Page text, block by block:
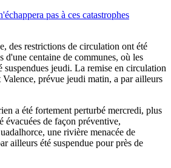
pas à ces catastrophes
des restrictions de circulation ont été
d'une centaine de communes, où les
suspendues jeudi. La remise en circulation
prévue jeudi matin, a par ailleurs
a été fortement perturbé mercredi, plus
évacuées de façon préventive,
une rivière menacée de
ailleurs été suspendue pour près de